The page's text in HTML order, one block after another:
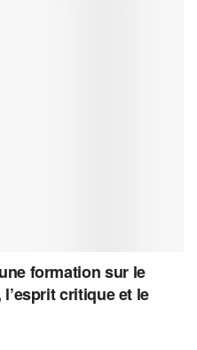
formation sur le
critique et le